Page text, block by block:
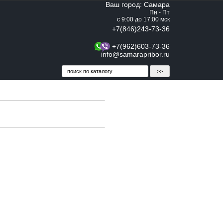
Ваш город: Самара
Пн - Пт
с 9:00 до 17:00 мск
+7(846)243-73-36
+7(962)603-73-36
info@samarapribor.ru